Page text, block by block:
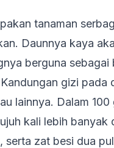
tanaman
Daunnya kaya
berguna
gizi pada
lainnya. Dalam
kali lebih banyak
serta zat besi dua